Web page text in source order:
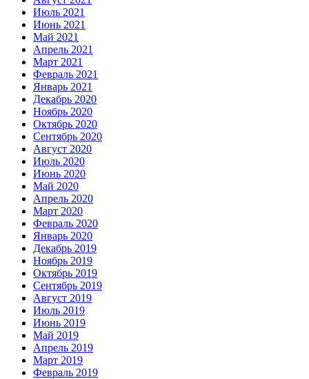
Июль 2021
Июнь 2021
Май 2021
Апрель 2021
Март 2021
Февраль 2021
Январь 2021
Декабрь 2020
Ноябрь 2020
Октябрь 2020
Сентябрь 2020
Август 2020
Июль 2020
Июнь 2020
Май 2020
Апрель 2020
Март 2020
Февраль 2020
Январь 2020
Декабрь 2019
Ноябрь 2019
Октябрь 2019
Сентябрь 2019
Август 2019
Июль 2019
Июнь 2019
Май 2019
Апрель 2019
Март 2019
Февраль 2019